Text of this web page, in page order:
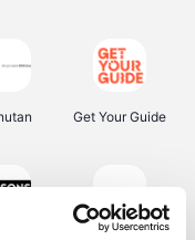
Get Your Guide